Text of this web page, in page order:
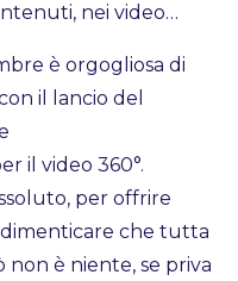
nei video…
è orgogliosa di
il lancio del
il video 360°.
per offrire
dimenticare che tutta
non è niente, se priva